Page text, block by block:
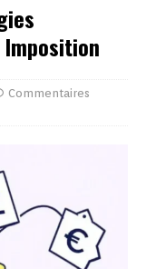
Commentaires